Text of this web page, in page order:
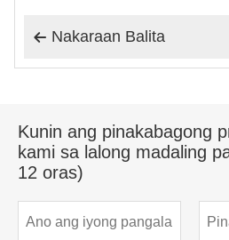
 Nakaraan Balita
Kunin ang pinakabagong
kami sa lalong madaling
12 oras)